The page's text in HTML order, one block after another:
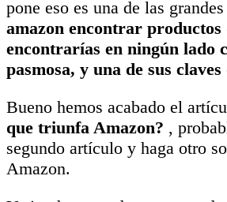
pone eso es una de las
amazon encontrar productos
encontrarías en ningún lado
pasmosa, y una de sus
Bueno hemos acabado el
que triunfa Amazon? ,
segundo artículo y haga otro
Amazon.